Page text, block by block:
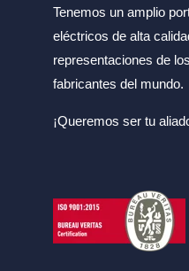
Tenemos un amplio
eléctricos de alta
representaciones de
fabricantes del mundo.
¡Queremos ser tu